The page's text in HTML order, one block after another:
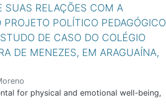
SUAS RELAÇÕES COM A
POLÍTICO PEDAGÓGICO
DE CASO DO COLÉGIO
DE MENEZES, EM ARAGUAÍNA,
for physical and emotional well-being,